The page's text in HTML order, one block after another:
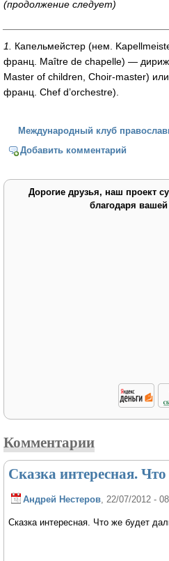
(продолжение следует)
1. Капельмейстер (нем.
франц. Maître de chapelle) —
Master of children, Choir-master)
франц. Chef d’orchestre).
Международный клуб
Добавить комментарий
Дорогие друзья, наш проект
благодаря
Комментарии
Сказка интересная.
Андрей Нестеров, 22/07/2012 -
Сказка интересная. Что же будет